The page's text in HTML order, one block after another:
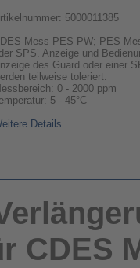
5000011385
Mess PES PW; PES
SPS. Anzeige und
des Guard oder einer
teilweise toleriert.
0 - 2000 ppm
5 - 45°C
Details
CDES